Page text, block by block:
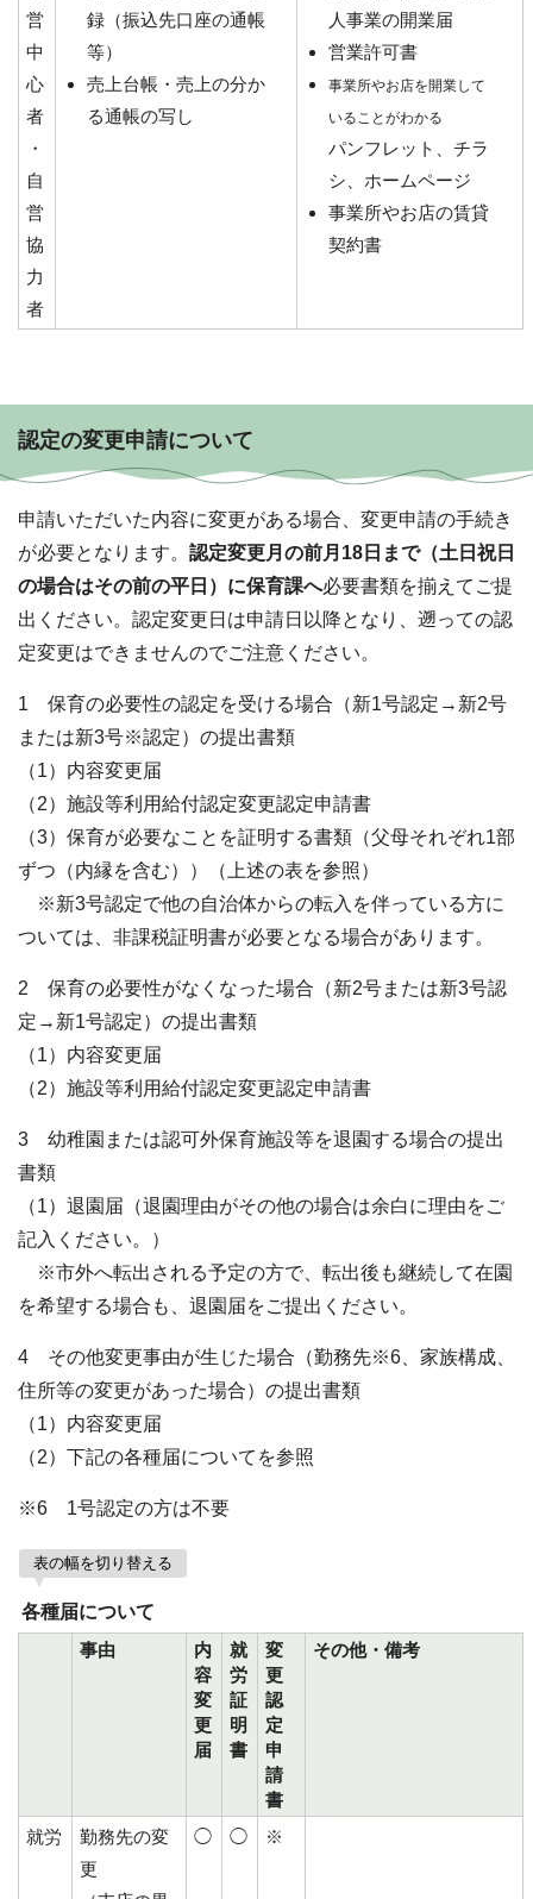
営
中
心
者
・
自
営
協
力
者
録（振込先口座の通帳
等）
売上台帳・売上の分か
る通帳の写し
人事業の開業届
営業許可書
事業所やお店を開業して
いることがわかる
パンフレット、チラ
シ、ホームページ
事業所やお店の賃貸
契約書
認定の変更申請について
申請いただいた内容に変更がある場合、変更申請の手続き
が必要となります。 認定変更月の前月18日まで（土日祝日
の場合はその前の平日）に保育課へ必要書類を揃えてご提
出ください。認定変更日は申請日以降となり、遡っての認
定変更はできませんのでご注意ください。
1 保育の必要性の認定を受ける場合（新1号認定→新2号
または新3号※認定）の提出書類
（1）内容変更届
（2）施設等利用給付認定変更認定申請書
（3）保育が必要なことを証明する書類（父母それぞれ1部
ずつ（内縁を含む））（上述の表を参照）
※新3号認定で他の自治体からの転入を伴っている方に
ついては、非課税証明書が必要となる場合があります。
2 保育の必要性がなくなった場合（新2号または新3号認
定→新1号認定）の提出書類
（1）内容変更届
（2）施設等利用給付認定変更認定申請書
3 幼稚園または認可外保育施設等を退園する場合の提出
書類
（1）退園届（退園理由がその他の場合は余白に理由をご
記入ください。）
※市外へ転出される予定の方で、転出後も継続して在園
を希望する場合も、退園届をご提出ください。
4 その他変更事由が生じた場合（勤務先※6、家族構成、
住所等の変更があった場合）の提出書類
（1）内容変更届
（2）下記の各種届についてを参照
※6 1号認定の方は不要
表の幅を切り替える
各種届について
事由
内
容
変
更
届
就
労
証
明
書
変
更
認
定
申
請
書
その他・備考
就労
勤務先の変
更
◯ ◯ ※